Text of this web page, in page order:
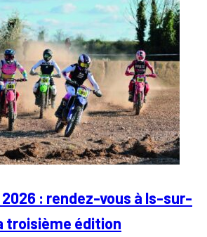
2026 : rendez-vous à Is-sur-
troisième édition